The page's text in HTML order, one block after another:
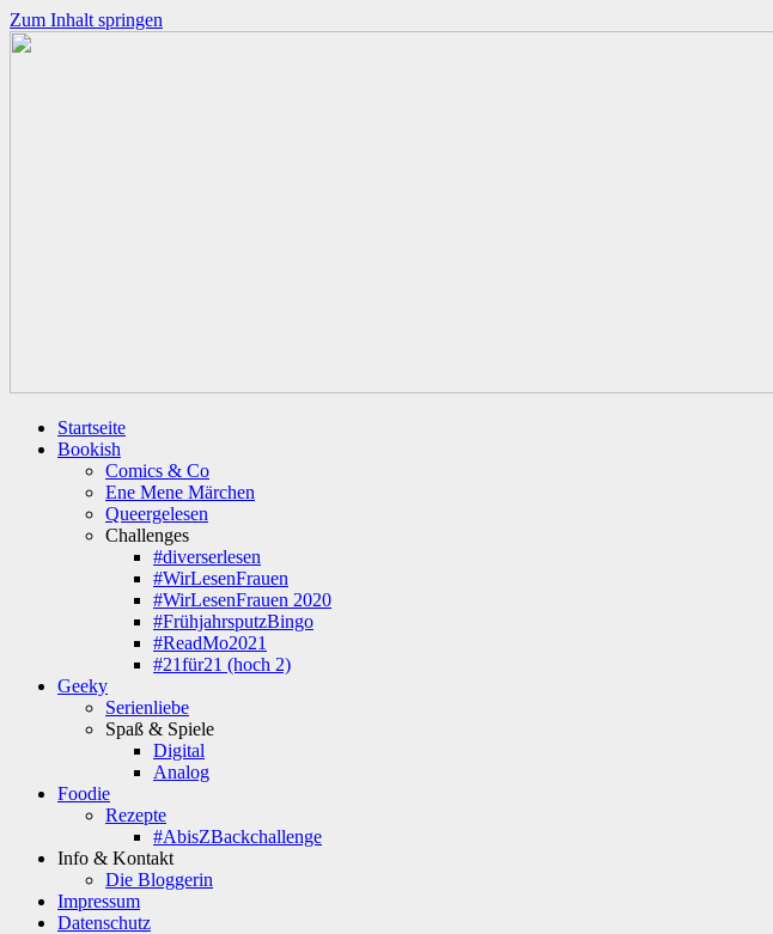
Zum Inhalt springen
Startseite
Bookish
Comics & Co
Ene Mene Märchen
Queergelesen
Challenges
#diverserlesen
#WirLesenFrauen
#WirLesenFrauen 2020
#FrühjahrsputzBingo
#ReadMo2021
#21für21 (hoch 2)
Geeky
Serienliebe
Spaß & Spiele
Digital
Analog
Foodie
Rezepte
#AbisZBackchallenge
Info & Kontakt
Die Bloggerin
Impressum
Datenschutz